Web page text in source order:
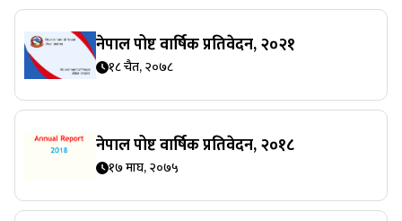
नेपाल पोष्ट वार्षिक प्रतिवेदन, २०२१
१८ चैत, २०७८
नेपाल पोष्ट वार्षिक प्रतिवेदन, २०१८
१७ माघ, २०७५